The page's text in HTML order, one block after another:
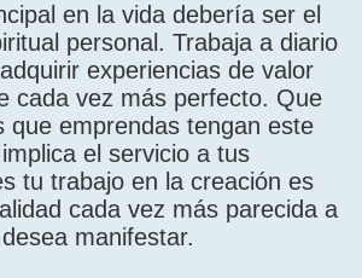
en la vida debería ser el
personal. Trabaja a diario
experiencias de valor
cada vez más perfecto. Que
que emprendas tengan este
el servicio a tus
tu trabajo en la creación es
cada vez más parecida a
manifestar.